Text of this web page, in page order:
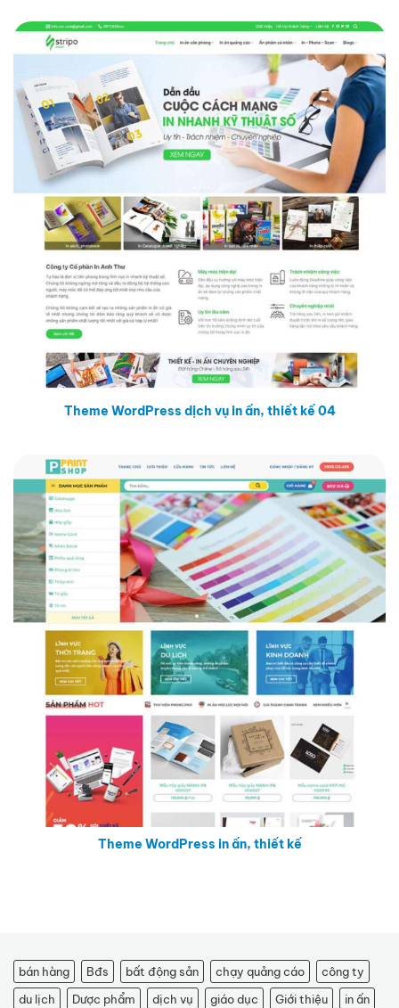
Theme WordPress dịch vụ in ấn, thiết kế 04
Theme WordPress in ấn, thiết kế
bán hàng Bđs bất động sản chạy quảng cáo
công ty
du lịch
Dược phẩm dịch vụ giáo dục Giới thiệu
in ấn